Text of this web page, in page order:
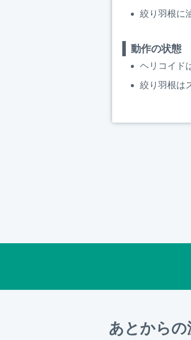
絞り羽根に
動作の状態
ヘリコイド
絞り羽根は
あとからの